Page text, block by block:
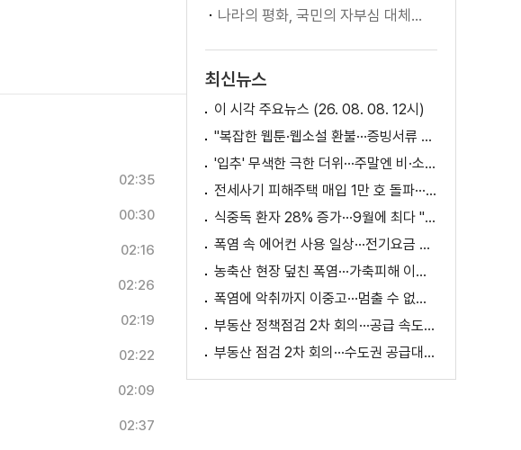
02:35
00:30
02:16
02:26
02:19
02:22
02:09
02:37
나라의 평화, 국민의 자부심 대체불가 대한민국 이재명 대통령 모두말씀
최신뉴스
이 시각 주요뉴스 (26. 08. 08. 12시)
"복잡한 웹툰·웹소설 환불···증빙서류 요구까지"
'입추' 무색한 극한 더위···주말엔 비·소나기
전세사기 피해주택 매입 1만 호 돌파···피해 지원 속도
식중독 환자 28% 증가···9월에 최다 "입추 방심 금물"
폭염 속 에어컨 사용 일상···전기요금 줄이려면?
농축산 현장 덮친 폭염···가축피해 이틀 새 28만 마리↑
폭염에 악취까지 이중고···멈출 수 없는 필수노동
부동산 정책점검 2차 회의···공급 속도전 본격화하나
부동산 점검 2차 회의···수도권 공급대책 논의